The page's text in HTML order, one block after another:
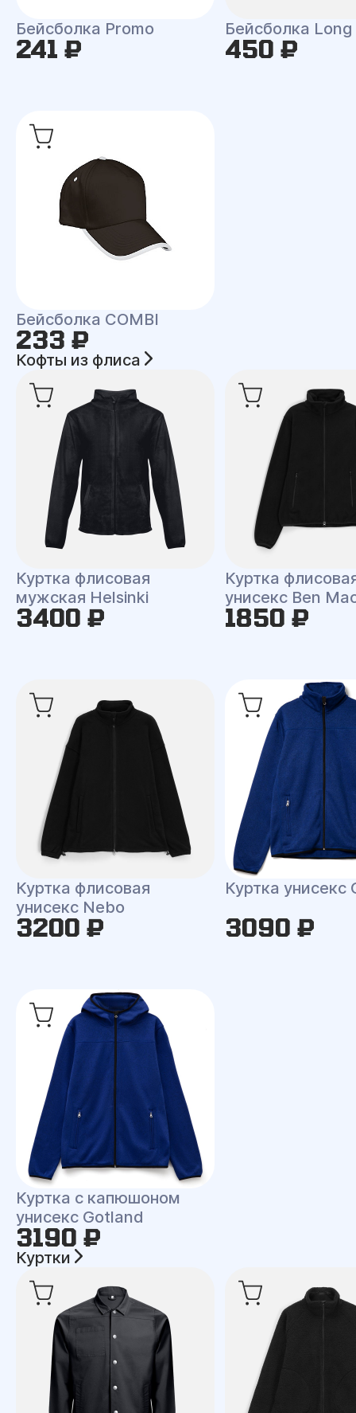
Бейсболка Promo
241 ₽
Бейсболка
450 ₽
Бейсболка COMBI
233 ₽
Кофты из флиса
Куртка флисовая
мужская Helsinki
3400 ₽
Куртка
унисекс Ben
1850 ₽
Куртка флисовая
унисекс Nebo
3200 ₽
Куртка унисекс
3090 ₽
Куртка с капюшоном
унисекс Gotland
3190 ₽
Куртки